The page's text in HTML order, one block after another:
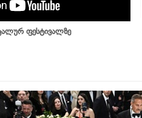
ფესტივალზე